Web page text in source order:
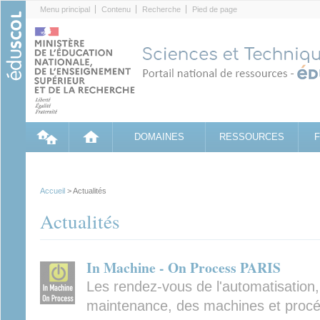
Menu principal Contenu Recherche Pied de page
DOMAINES RESSOURCES
Accueil > Actualités
Actualités
In Machine - On Process PARIS
Les rendez-vous de
maintenance, des machines et